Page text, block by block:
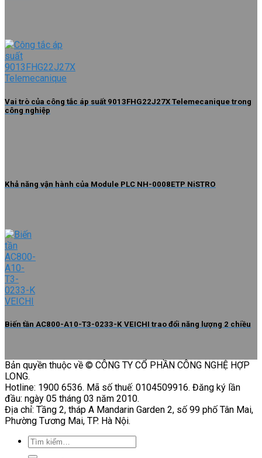
Vai trò của công tắc áp suất 9013FHG22J27X Telemecanique trong
công nghiệp
Khả năng vận hành của Module PLC NH-0008ETP NiSTRO
Biến tần AC800-A10-T3-0233-K VEICHI trao đổi năng lượng 2 chiều
Bản quyền thuộc về © CÔNG TY CỔ PHẦN CÔNG NGHỆ HỢP
LONG.
Hotline: 1900 6536. Mã số thuế: 0104509916. Đăng ký lần
đầu: ngày 05 tháng 03 năm 2010.
Địa chỉ: Tầng 2, tháp A Mandarin Garden 2, số 99 phố Tân Mai,
Phường Tương Mai, TP. Hà Nội.
Tìm
kiếm: